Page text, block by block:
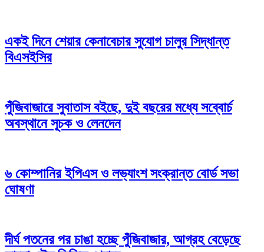
একই দিনে শেয়ার কেনাবেচার সুযোগ চালুর সিদ্ধান্ত
বিএসইসির
পুঁজিবাজারে সুবাতাস বইছে, দুই বছরের মধ্যে সব্বোর্চ
অবস্থানে সূচক ও লেনদেন
৬ কোম্পানির ইপিএস ও লভ্যাংশ সংক্রান্ত বোর্ড সভা
ঘোষণা
দীর্ঘ পতনের পর চাঙা হচ্ছে পুঁজিবাজার, আগ্রহ বেড়েছে